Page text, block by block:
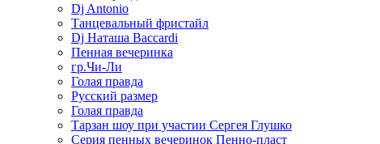
Dj Antonio
Танцевальный фристайл
Dj Наташа Baccardi
Пенная вечеринка
гр.Чи-Ли
Голая правда
Русский размер
Голая правда
Тарзан шоу при участии Сергея Глушко
Серия пенных вечеринок Пенно-пласт